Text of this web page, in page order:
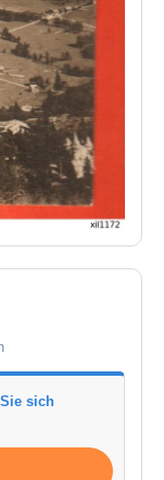
sich